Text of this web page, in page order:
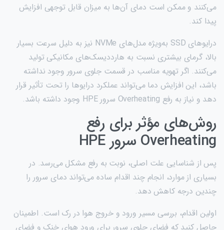
می‌کنند و ممکن است دمای آن‌ها به میزان قابل توجهی افزایش
پیدا کند.
درایوهای SSD به‌ویژه مدل‌های NVMe نیز به دلیل سرعت بسیار
بالا، گرمای بیشتری نسبت به هارددیسک‌های مکانیکی تولید
می‌کنند. اگر تهویه مناسب در قسمت جلوی سرور وجود نداشته
باشد، این افزایش دما می‌تواند عملکرد درایوها را تحت تأثیر قرار
دهد و نیاز به رفع Overheating سرور HPE وجود داشته باشد.
روش‌های مؤثر برای رفع
Overheating سرور HPE
پس از شناسایی علت اصلی، نوبت به رفع مشکل می‌رسد. در
بسیاری از موارد، انجام چند اقدام ساده می‌تواند دمای سرور را
چندین درجه کاهش دهد.
اولین اقدام، بررسی مسیر ورود و خروج هوا در رک است. اطمینان
حاصل کنید که فضای جلوی سرور برای ورود هوای خنک و فضای